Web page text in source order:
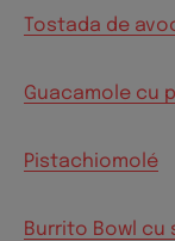
Tostada de
Guacamole cu
Pistachiomolé
Burrito Bowl cu